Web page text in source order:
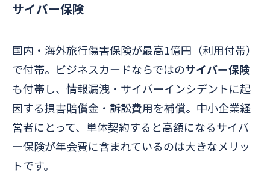
サイバー保険
国内・海外旅行傷害保険が最高1億円（利用付帯）
で付帯。ビジネスカードならではのサイバー保険
も付帯し、情報漏洩・サイバーインシデントに起
因する損害賠償金・訴訟費用を補償。中小企業経
営者にとって、単体契約すると高額になるサイバ
ー保険が年会費に含まれているのは大きなメリッ
トです。